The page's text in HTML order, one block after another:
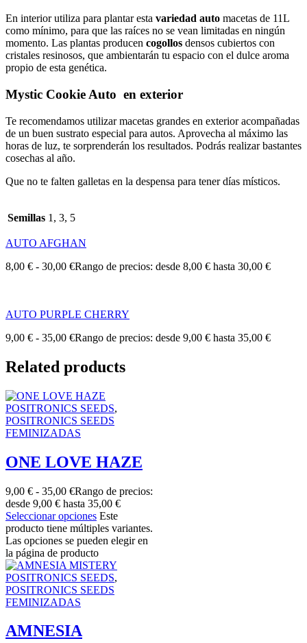
En interior utiliza para plantar esta variedad auto macetas de 11L
como mínimo, para que las raíces no se vean limitadas en ningún
momento. Las plantas producen cogollos densos cubiertos con
cristales resinosos, que ambientarán tu espacio con el dulce aroma
propio de esta genética.
Mystic Cookie Auto en exterior
Te recomendamos utilizar macetas grandes en exterior acompañadas
de un buen sustrato especial para autos. Aprovecha al máximo las
horas de luz, te sorprenderán los resultados. Podrás realizar bastantes
cosechas al año.
Que no te falten galletas en la despensa para tener días místicos.
Semillas 1, 3, 5
AUTO AFGHAN
8,00 € - 30,00 €Rango de precios: desde 8,00 € hasta 30,00 €
AUTO PURPLE CHERRY
9,00 € - 35,00 €Rango de precios: desde 9,00 € hasta 35,00 €
Related products
POSITRONICS SEEDS,
POSITRONICS SEEDS
FEMINIZADAS
ONE LOVE HAZE
9,00 € - 35,00 €Rango de precios:
desde 9,00 € hasta 35,00 €
Seleccionar opciones Este
producto tiene múltiples variantes.
Las opciones se pueden elegir en
la página de producto
POSITRONICS SEEDS,
POSITRONICS SEEDS
FEMINIZADAS
AMNESIA